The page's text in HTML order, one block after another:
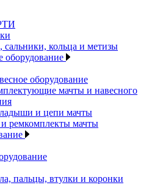
сальники, кольца и метизы
оборудование
оборудование
мачты и навесного
и цепи мачты
ремкомплекты мачты
пальцы, втулки и коронки